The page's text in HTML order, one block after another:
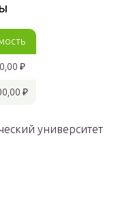
₽
₽
университет